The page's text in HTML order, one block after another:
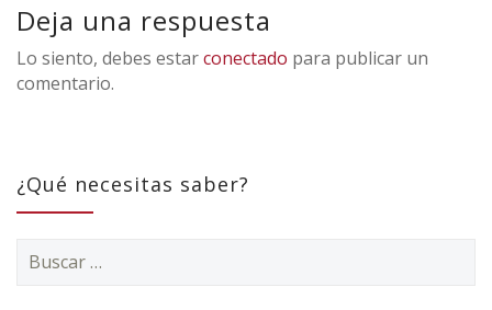
Deja una respuesta
Lo siento, debes estarconectado para publicar un
comentario.
¿Qué necesitas saber?
Buscar: